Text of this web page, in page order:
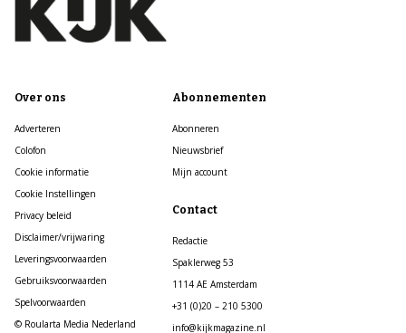
Over ons
Adverteren
Colofon
Cookie informatie
Cookie Instellingen
Privacy beleid
Disclaimer/vrijwaring
Leveringsvoorwaarden
Gebruiksvoorwaarden
Spelvoorwaarden
© Roularta Media Nederland
Abonnementen
Abonneren
Nieuwsbrief
Mijn account
Contact
Redactie
Spaklerweg 53
1114 AE Amsterdam
+31 (0)20 – 210 5300
info@kijkmagazine.nl